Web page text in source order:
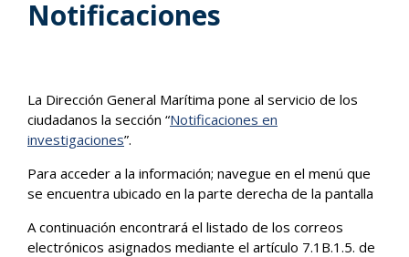
Notificaciones
La Dirección General Marítima pone al servicio de los
ciudadanos la sección “Notificaciones en
investigaciones”.
Para acceder a la información; navegue en el menú que
se encuentra ubicado en la parte derecha de la pantalla
A continuación encontrará el listado de los correos
electrónicos asignados mediante el artículo 7.1B.1.5. de